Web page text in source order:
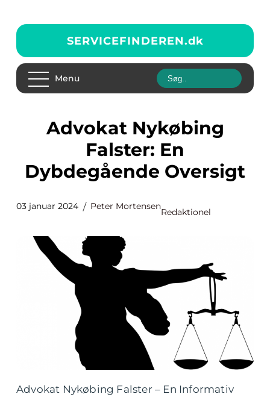
SERVICEFINDEREN.dk
Menu
Advokat Nykøbing
Falster: En
Dybdegående Oversigt
03 januar 2024 Peter Mortensen
Redaktionel
Advokat Nykøbing Falster – En Informativ